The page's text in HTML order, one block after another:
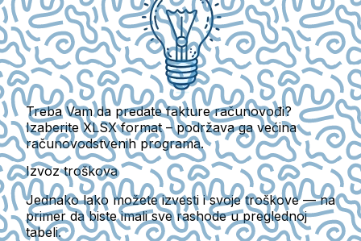
Treba Vam da predate fakture računovođi?
Izaberite XLSX format – podržava ga većina
računovodstvenih programa.
Izvoz troškova
Jednako lako možete izvesti i svoje troškove — na
primer da biste imali sve rashode u preglednoj
tabeli.